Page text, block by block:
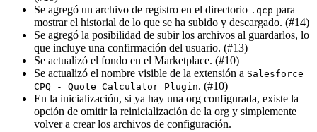
Se agregó un archivo de registro en el directorio .qcp para
mostrar el historial de lo que se ha subido y descargado. (#14)
Se agregó la posibilidad de subir los archivos al guardarlos, lo
que incluye una confirmación del usuario. (#13)
Se actualizó el fondo en el Marketplace. (#10)
Se actualizó el nombre visible de la extensión a Salesforce
CPQ - Quote Calculator Plugin. (#10)
En la inicialización, si ya hay una org configurada, existe la
opción de omitir la reinicialización de la org y simplemente
volver a crear los archivos de configuración.